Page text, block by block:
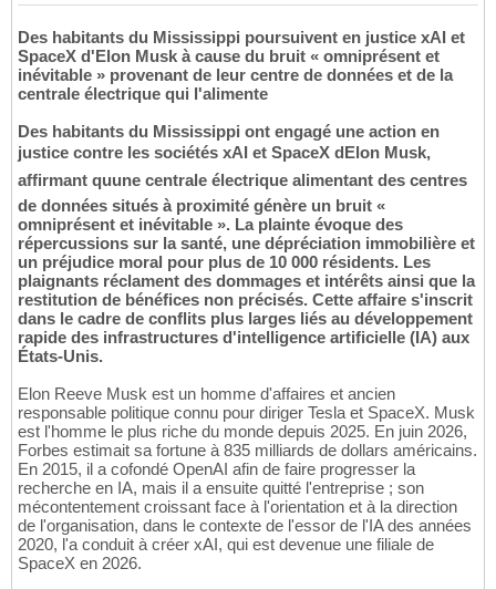
Des habitants du Mississippi poursuivent en justice xAI et
SpaceX d'Elon Musk à cause du bruit « omniprésent et
inévitable » provenant de leur centre de données et de la
centrale électrique qui l'alimente
Des habitants du Mississippi ont engagé une action en
justice contre les sociétés xAI et SpaceX dElon Musk,
affirmant quune centrale électrique alimentant des centres
de données situés à proximité génère un bruit «
omniprésent et inévitable ». La plainte évoque des
répercussions sur la santé, une dépréciation immobilière et
un préjudice moral pour plus de 10 000 résidents. Les
plaignants réclament des dommages et intérêts ainsi que la
restitution de bénéfices non précisés. Cette affaire s'inscrit
dans le cadre de conflits plus larges liés au développement
rapide des infrastructures d'intelligence artificielle (IA) aux
États-Unis.
Elon Reeve Musk est un homme d'affaires et ancien
responsable politique connu pour diriger Tesla et SpaceX. Musk
est l'homme le plus riche du monde depuis 2025. En juin 2026,
Forbes estimait sa fortune à 835 milliards de dollars américains.
En 2015, il a cofondé OpenAI afin de faire progresser la
recherche en IA, mais il a ensuite quitté l'entreprise ; son
mécontentement croissant face à l'orientation et à la direction
de l'organisation, dans le contexte de l'essor de l'IA des années
2020, l'a conduit à créer xAI, qui est devenue une filiale de
SpaceX en 2026.